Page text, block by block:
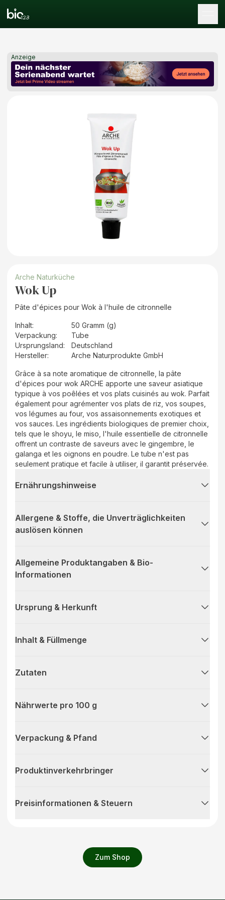
Anzeige
Zum Shop
Arche Naturküche
Wok Up
Pâte d'épices pour Wok à l'huile de citronnelle
Inhalt:
50 Gramm (g)
Verpackung:
Tube
Ursprungsland:
Deutschland
Hersteller: Arche Naturprodukte GmbH
Grâce à sa note aromatique de citronnelle, la pâte
d'épices pour wok ARCHE apporte une saveur asiatique
typique à vos poêlées et vos plats cuisinés au wok. Parfait
également pour agrémenter vos plats de riz, vos soupes,
vos légumes au four, vos assaisonnements exotiques et
vos sauces. Les ingrédients biologiques de premier choix,
tels que le shoyu, le miso, l'huile essentielle de citronnelle
offrent un contraste de saveurs avec le gingembre, le
galanga et les oignons en poudre. Le tube n'est pas
seulement pratique et facile à utiliser, il garantit préservée.
Ernährungshinweise
Allergene & Stoffe, die Unverträglichkeiten
auslösen können
Allgemeine Produktangaben & Bio-
Informationen
Ursprung & Herkunft
Inhalt & Füllmenge
Zutaten
Nährwerte pro 100 g
Verpackung & Pfand
Produktinverkehrbringer
Preisinformationen & Steuern